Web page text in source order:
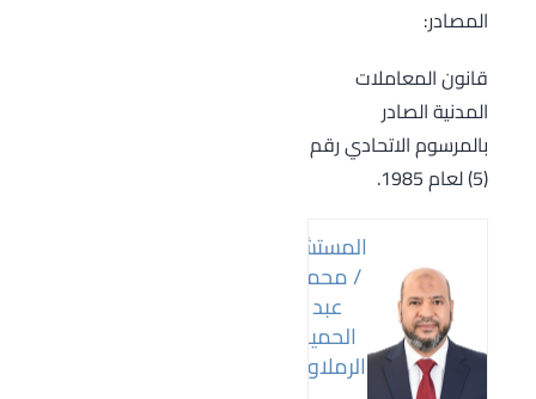
المصادر:
قانون المعاملات
المدنية الصادر
بالمرسوم الاتحادي رقم
(5) لعام 1985.
المستشار
/ محمد
عبد
الحميد
الرملاوي